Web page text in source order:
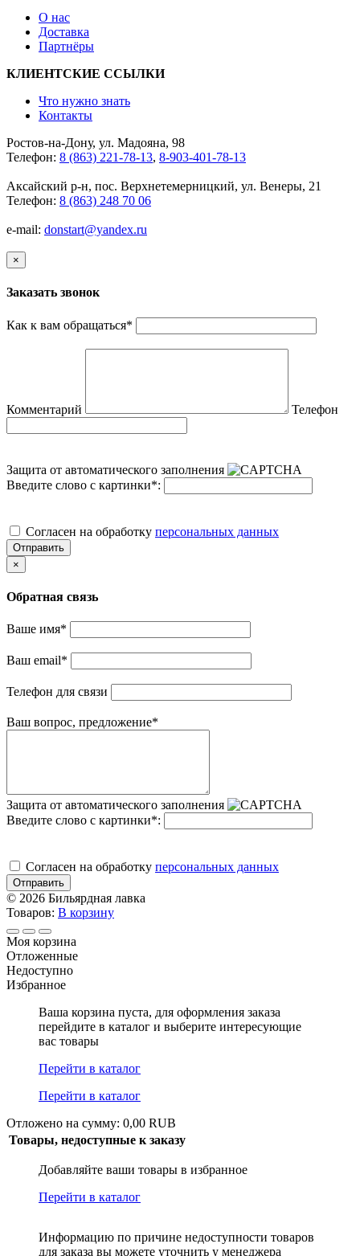
О нас
Доставка
Партнёры
КЛИЕНТСКИЕ ССЫЛКИ
Что нужно знать
Контакты
Ростов-на-Дону, ул. Мадояна, 98
Телефон: 8 (863) 221-78-13, 8-903-401-78-13
Аксайский р-н, пос. Верхнетемерницкий, ул. Венеры, 21
Телефон: 8 (863) 248 70 06
e-mail: donstart@yandex.ru
×
Заказать звонок
Как к вам обращаться*
Комментарий Телефон
Защита от автоматического заполнения
Введите слово с картинки*:
Cогласен на обработку персональных данных
Отправить
×
Обратная связь
Ваше имя*
Ваш email*
Телефон для связи
Ваш вопрос, предложение*
Защита от автоматического заполнения
Введите слово с картинки*:
Cогласен на обработку персональных данных
Отправить
© 2026 Бильярдная лавка
Товаров: В корзину
Моя корзина
Отложенные
Недоступно
Избранное
Ваша корзина пуста, для оформления заказа
перейдите в каталог и выберите интересующие
вас товары
Перейти в каталог
Перейти в каталог
Отложено на сумму: 0,00 RUB
Товары, недоступные к заказу
Добавляйте ваши товары в избранное
Перейти в каталог
Информацию по причине недоступности товаров
для заказа вы можете уточнить у менеджера